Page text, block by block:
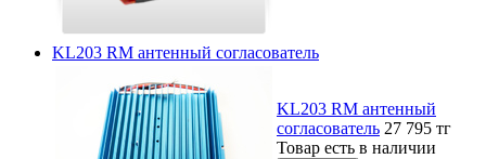
KL203 RM антенный согласователь
KL203 RM антенный
согласователь 27 795 тг
Товар есть в наличии